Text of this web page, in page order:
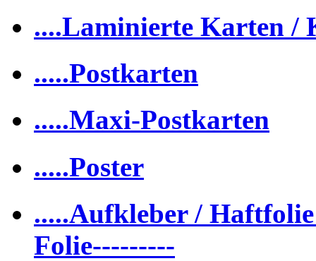
....Laminierte Karten /
.....Postkarten
.....Maxi-Postkarten
.....Poster
.....Aufkleber /
Folie---------